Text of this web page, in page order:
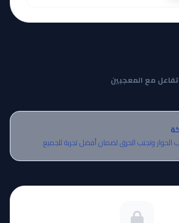
مع المعجبين
الحوار وتجنب الحرق لضمان أفضل تجربة للجميع.